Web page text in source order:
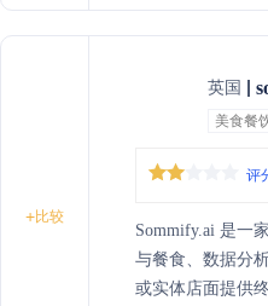
+比较
英国
美食餐
评
Sommify.ai 是一
与餐食、数据分
或实体店面提供